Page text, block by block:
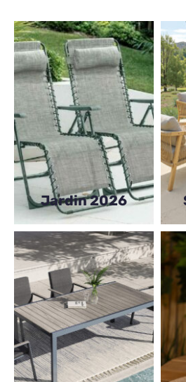
Jardin 2026